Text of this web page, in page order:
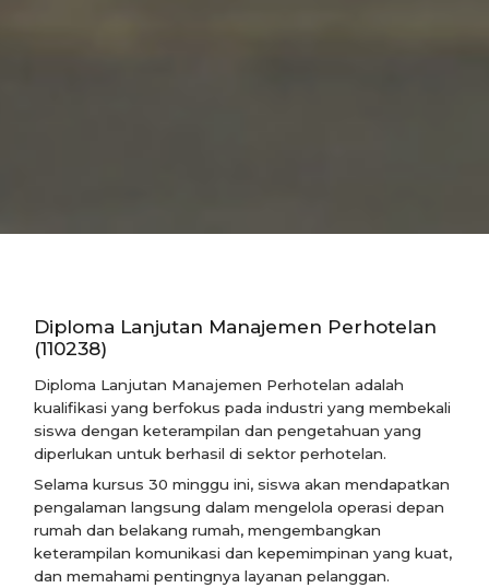
Diploma Lanjutan Manajemen Perhotelan
(110238)
Diploma Lanjutan Manajemen Perhotelan adalah
kualifikasi yang berfokus pada industri yang membekali
siswa dengan keterampilan dan pengetahuan yang
diperlukan untuk berhasil di sektor perhotelan.
Selama kursus 30 minggu ini, siswa akan mendapatkan
pengalaman langsung dalam mengelola operasi depan
rumah dan belakang rumah, mengembangkan
keterampilan komunikasi dan kepemimpinan yang kuat,
dan memahami pentingnya layanan pelanggan.